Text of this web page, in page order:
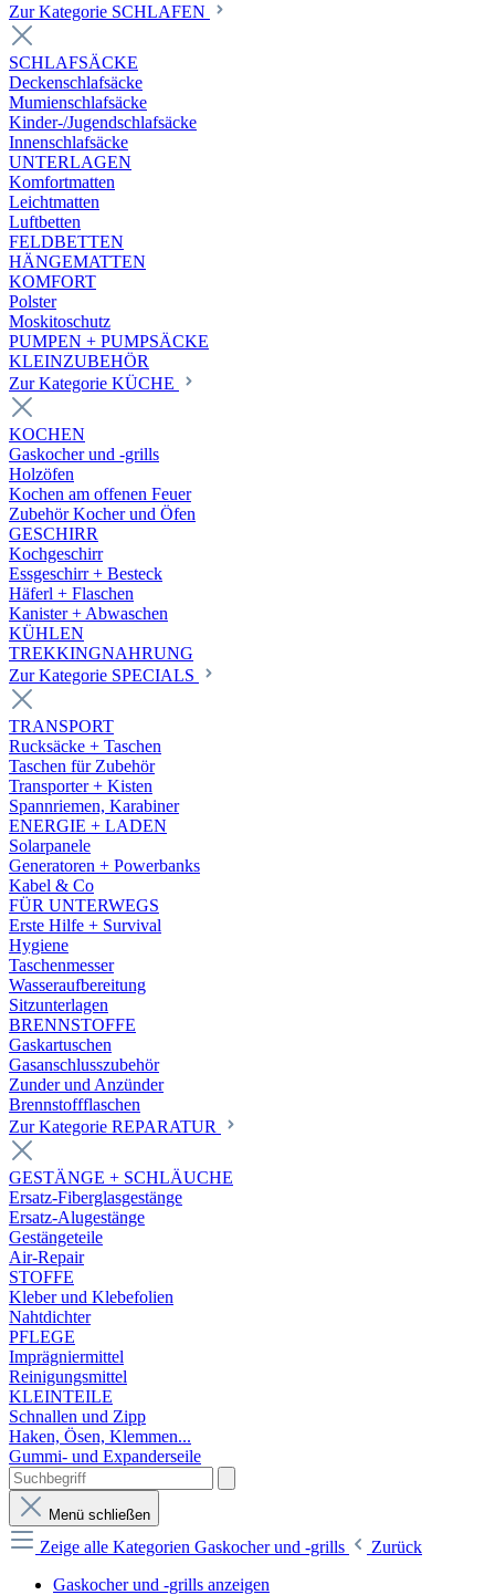
Zur Kategorie SCHLAFEN
SCHLAFSÄCKE
Deckenschlafsäcke
Mumienschlafsäcke
Kinder-/Jugendschlafsäcke
Innenschlafsäcke
UNTERLAGEN
Komfortmatten
Leichtmatten
Luftbetten
FELDBETTEN
HÄNGEMATTEN
KOMFORT
Polster
Moskitoschutz
PUMPEN + PUMPSÄCKE
KLEINZUBEHÖR
Zur Kategorie KÜCHE
KOCHEN
Gaskocher und -grills
Holzöfen
Kochen am offenen Feuer
Zubehör Kocher und Öfen
GESCHIRR
Kochgeschirr
Essgeschirr + Besteck
Häferl + Flaschen
Kanister + Abwaschen
KÜHLEN
TREKKINGNAHRUNG
Zur Kategorie SPECIALS
TRANSPORT
Rucksäcke + Taschen
Taschen für Zubehör
Transporter + Kisten
Spannriemen, Karabiner
ENERGIE + LADEN
Solarpanele
Generatoren + Powerbanks
Kabel & Co
FÜR UNTERWEGS
Erste Hilfe + Survival
Hygiene
Taschenmesser
Wasseraufbereitung
Sitzunterlagen
BRENNSTOFFE
Gaskartuschen
Gasanschlusszubehör
Zunder und Anzünder
Brennstoffflaschen
Zur Kategorie REPARATUR
GESTÄNGE + SCHLÄUCHE
Ersatz-Fiberglasgestänge
Ersatz-Alugestänge
Gestängeteile
Air-Repair
STOFFE
Kleber und Klebefolien
Nahtdichter
PFLEGE
Imprägniermittel
Reinigungsmittel
KLEINTEILE
Schnallen und Zipp
Haken, Ösen, Klemmen...
Gummi- und Expanderseile
Menü schließen
Zeige alle Kategorien Gaskocher und -grills
Zurück
Gaskocher und -grills anzeigen